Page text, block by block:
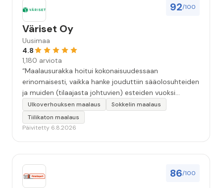
92/100
Väriset Oy
Uusimaa
4.8
1,180 arviota
“Maalausurakka hoitui kokonaisuudessaan
erinomaisesti, vaikka hanke jouduttiin sääolosuhteiden
ja muiden (tilaajasta johtuvien) esteiden vuoksi
keskeyttämään n. 3 viikoksi. Maalaistulos on oikein
hyvä, yhteydenpito erinomaista, jälkityöt tehtiin
huolellisesti. Suosittelen. Erityiskiitos itse maalareille:
Ulkoverhouksen maalaus
Sokkelin maalaus
Tiilikaton maalaus
Päivitetty 6.8.2026
86/100